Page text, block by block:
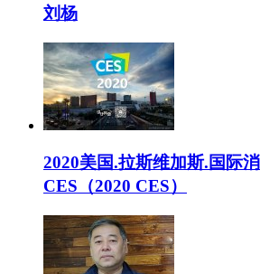
刘杨
2020美国.拉斯维加斯.国际
CES（2020 CES）